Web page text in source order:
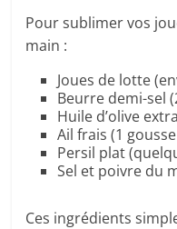
Pour sublimer vos
main :
Joues de lotte
Beurre demi-sel
Huile d’olive
Ail frais (1
Persil plat
Sel et poivre du
Ces ingrédients